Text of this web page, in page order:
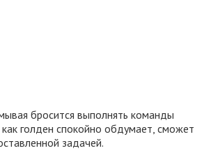
бросится выполнять команды
голден спокойно обдумает, сможет
задачей.